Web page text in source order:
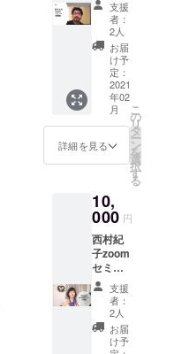
https://f
romaoo
o.store
s.jp な
お、こ
のクラ
ウド
ファン
ディン
グで
は、支
ターン
になり
ますの
で、一
般に販
売され
ている
物より
高くな
ります
ことを
間をぜ
ひ体験
してく
ださ
い。
fromao
ooさん
の素敵
なス
トー
リー、
コンセ
どにつ
いて、
詳細は
HPで！
展示会
もあり
ます。
https://f
romaoo
o.store
s.jp な
ンドで
す。
fromao
ooの製
品を身
に着け
た瞬
間、
パッと
笑顔が
広がり
ます。
もその
まわり
にいる
人も。
この世
界が変
わるよ
うな瞬
間をぜ
ひ体験
してく
ださ
援をお
願いい
たしま
す。 書
籍内容
等につ
いて
https://
www.ko
ppan.co
.jp/book
/b52485
8.html
「みん
な価値
があ
る」と
いう
メッ
セージ
をのせ
たイラ
ザイ
ン。倒
る日突
然、障
害者に
なった
ことを
表して
いま
す。で
も、た
くさん
の動物
あると
いう
メッ
セージ
をのせ
たイラ
ストデ
ザイ
ン。倒
れた木
は、あ
なった
ことを
表して
いま
す。で
も、た
くさん
の動物
や植物
が囲ん
でいま
ど』
と、別
途メー
ルに
て、サ
キュー
動画と
西村紀
子の講
発送
は、ク
ファン
ディン
グ終了
後とな
りま
す。 動
画に関
して
催権 鈴
木大介
を講師
に迎え
た講演
会を主
催する
権利1回
分で
す。 講
演はオ
いま
す。 打
ち合わ
せは
NPO法
人Re
ジョブ
大阪を
通じて
メール
で行い
支援
者：
2人
お届
け予
定：
2021
年02
月
詳細を見る
こ
の
リ
タ
ー
ン
を
選
択
す
る
10,
000 円
西村紀
子zoom
セミ
ナー主
催権 西
村紀子
を講師
に迎え
支援
者：
2人
お届
け予